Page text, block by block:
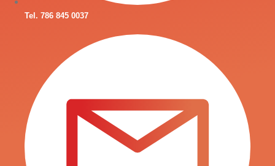
Tel. 786 845 0037